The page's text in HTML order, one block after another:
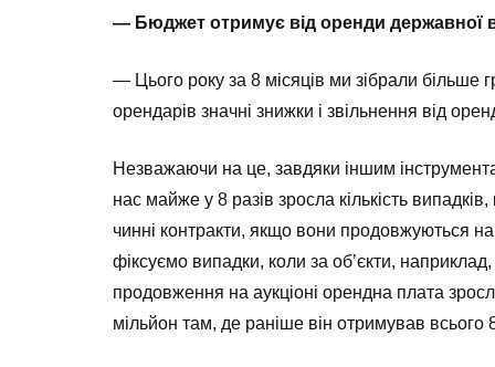
— Бюджет отримує від оренди державної
— Цього року за 8 місяців ми зібрали більше
орендарів значні знижки і звільнення від
Незважаючи на це, завдяки іншим
нас майже у 8 разів зросла кількість
чинні контракти, якщо вони продовжуються
фіксуємо випадки, коли за об’єкти,
продовження на аукціоні орендна плата
мільйон там, де раніше він отримував всього